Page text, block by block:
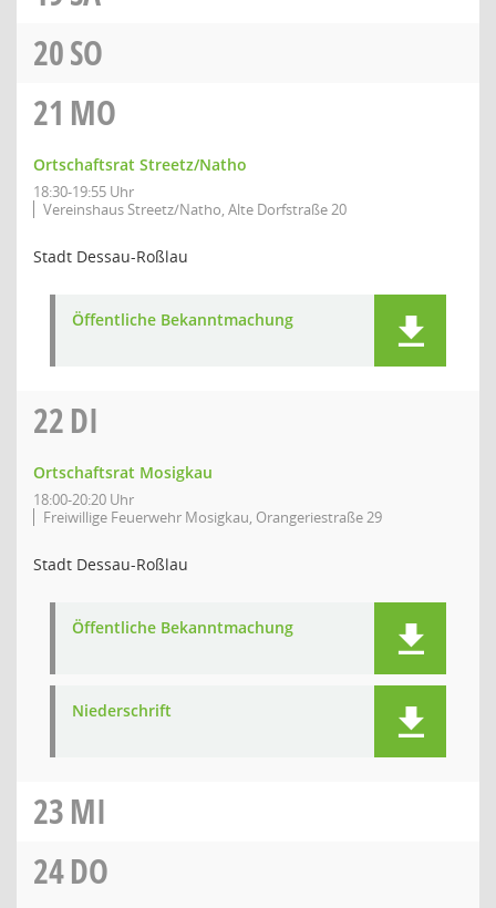
20SO
21 MO
Ortschaftsrat Streetz/Natho
18:30-19:55 Uhr
Vereinshaus Streetz/Natho, Alte Dorfstraße 20
Stadt Dessau-Roßlau
Öffentliche Bekanntmachung
22DI
Ortschaftsrat Mosigkau
18:00-20:20 Uhr
Freiwillige Feuerwehr Mosigkau, Orangeriestraße 29
Stadt Dessau-Roßlau
Öffentliche Bekanntmachung
Niederschrift
23MI
24DO